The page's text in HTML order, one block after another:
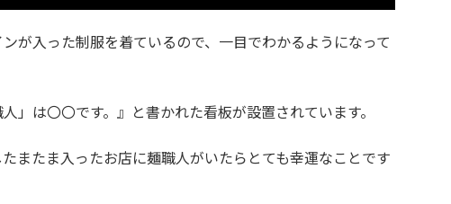
が入った制服を着ているので、一目でわかるようになって
」は〇〇です。』と書かれた看板が設置されています。
またま入ったお店に麺職人がいたらとても幸運なことです